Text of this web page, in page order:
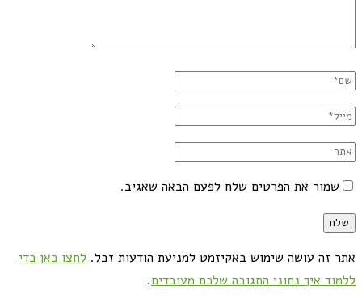
שמור את הפרטים שלח לפעם הבאה שאגיב.
אתר זה עושה שימוש באקיזמט למניעת הודעות זבל. לחצו כאן כדי
ללמוד איך נתוני התגובה שלכם מעובדים.